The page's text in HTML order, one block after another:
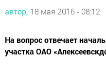
автор, 18 мая 2016 - 08:12
На вопрос отвечает
участка ОАО